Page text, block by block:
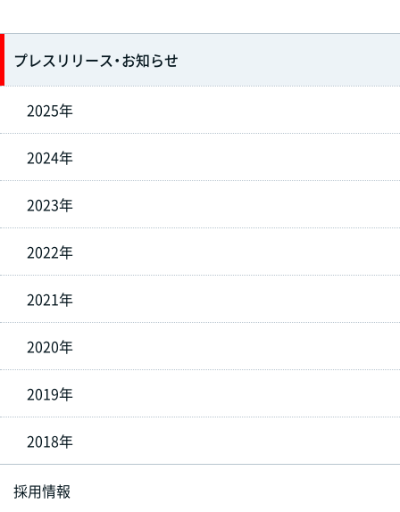
プレスリリース・お知らせ
2025年
2024年
2023年
2022年
2021年
2020年
2019年
2018年
採用情報